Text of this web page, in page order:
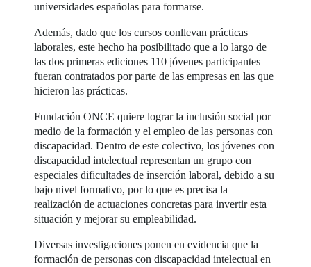
universidades españolas para formarse.
Además, dado que los cursos conllevan prácticas
laborales, este hecho ha posibilitado que a lo largo de
las dos primeras ediciones 110 jóvenes participantes
fueran contratados por parte de las empresas en las que
hicieron las prácticas.
Fundación ONCE quiere lograr la inclusión social por
medio de la formación y el empleo de las personas con
discapacidad. Dentro de este colectivo, los jóvenes con
discapacidad intelectual representan un grupo con
especiales dificultades de inserción laboral, debido a su
bajo nivel formativo, por lo que es precisa la
realización de actuaciones concretas para invertir esta
situación y mejorar su empleabilidad.
Diversas investigaciones ponen en evidencia que la
formación de personas con discapacidad intelectual en